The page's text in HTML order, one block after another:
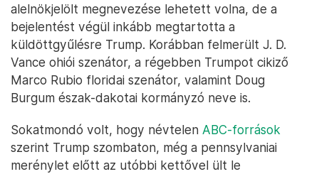
alelnökjelölt megnevezése lehetett volna, de a
bejelentést végül inkább megtartotta a
küldöttgyűlésre Trump. Korábban felmerült J. D.
Vance ohiói szenátor, a régebben Trumpot cikiző
Marco Rubio floridai szenátor, valamint Doug
Burgum észak-dakotai kormányzó neve is.
Sokatmondó volt, hogy névtelen ABC-források
szerint Trump szombaton, még a pennsylvaniai
merénylet előtt az utóbbi kettővel ült le